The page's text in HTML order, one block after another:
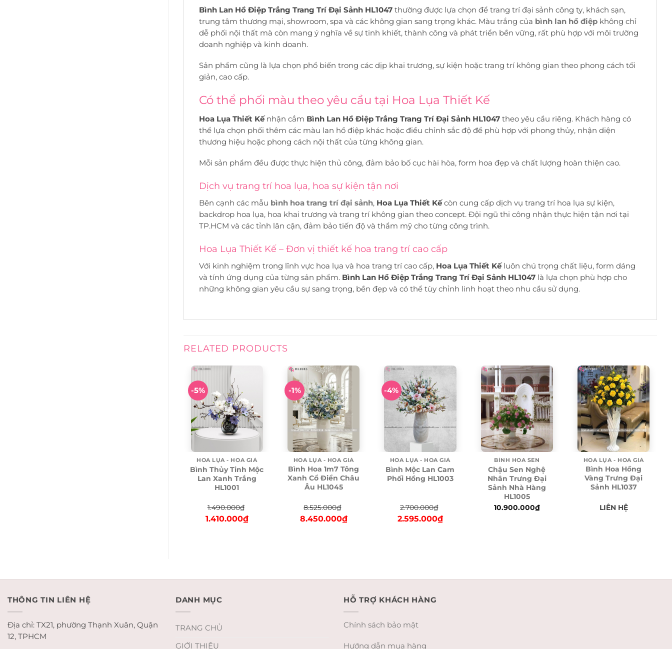
Bình Lan Hồ Điệp Trắng Trang Trí Đại Sảnh HL1047 thường được lựa chọn để trang trí đại sảnh công ty, khách sạn,
trung tâm thương mại, showroom, spa và các không gian sang trọng khác. Màu trắng của bình lan hồ điệp không chỉ
dễ phối nội thất mà còn mang ý nghĩa về sự tinh khiết, thành công và phát triển bền vững, rất phù hợp với môi trường
doanh nghiệp và kinh doanh.
Sản phẩm cũng là lựa chọn phổ biến trong các dịp khai trương, sự kiện hoặc trang trí không gian theo phong cách tối
giản, cao cấp.
Có thể phối màu theo yêu cầu tại Hoa Lụa Thiết Kế
Hoa Lụa Thiết Kếnhận cắm Bình Lan Hồ Điệp Trắng Trang Trí Đại Sảnh HL1047 theo yêu cầu riêng. Khách hàng có
thể lựa chọn phối thêm các màu lan hồ điệp khác hoặc điều chỉnh sắc độ để phù hợp với phong thủy, nhận diện
thương hiệu hoặc phong cách nội thất của từng không gian.
Mỗi sản phẩm đều được thực hiện thủ công, đảm bảo bố cục hài hòa, form hoa đẹp và chất lượng hoàn thiện cao.
Dịch vụ trang trí hoa lụa, hoa sự kiện tận nơi
Bên cạnh các mẫu bình hoa trang trí đại sảnh, Hoa Lụa Thiết Kếcòn cung cấp dịch vụ trang trí hoa lụa sự kiện,
backdrop hoa lụa, hoa khai trương và trang trí không gian theo concept. Đội ngũ thi công nhận thực hiện tận nơi tại
TP.HCM và các tỉnh lân cận, đảm bảo tiến độ và thẩm mỹ cho từng công trình.
Hoa Lụa Thiết Kế – Đơn vị thiết kế hoa trang trí cao cấp
Với kinh nghiệm trong lĩnh vực hoa lụa và hoa trang trí cao cấp, Hoa Lụa Thiết Kếluôn chú trọng chất liệu, form dáng
và tính ứng dụng của từng sản phẩm. Bình Lan Hồ Điệp Trắng Trang Trí Đại Sảnh HL1047 là lựa chọn phù hợp cho
những không gian yêu cầu sự sang trọng, bền đẹp và có thể tùy chỉnh linh hoạt theo nhu cầu sử dụng.
RELATED PRODUCTS
-5%
HOA LỤA - HOA GIẢ
Bình Thủy Tinh Mộc
Lan Xanh Trắng
HL1001
1.490.000₫
Original
1.410.000₫Current
-1%
HOA LỤA - HOA GIẢ
Bình Hoa 1m7 Tông
Xanh Cổ Điển Châu
Âu HL1045
8.525.000₫
Original
8.450.000₫Current
-4%
HOA LỤA - HOA GIẢ
Bình Mộc Lan Cam
Phối Hồng HL1003
2.700.000₫
Original
2.595.000₫Current
BÌNH HOA SEN
Chậu Sen Nghệ
Nhân Trưng Đại
Sảnh Nhà Hàng
HL1005
10.900.000₫
HOA LỤA - HOA GIẢ
Bình Hoa Hồng
Vàng Trưng Đại
Sảnh HL1037
LIÊN HỆ
THÔNG TIN LIÊN HỆ
Địa chỉ: TX21, phường Thạnh Xuân, Quận
12, TPHCM
DANH MỤC
TRANG CHỦ
GIỚI THIỆU
HỖ TRỢ KHÁCH HÀNG
Chính sách bảo mật
Hướng dẫn mua hàng